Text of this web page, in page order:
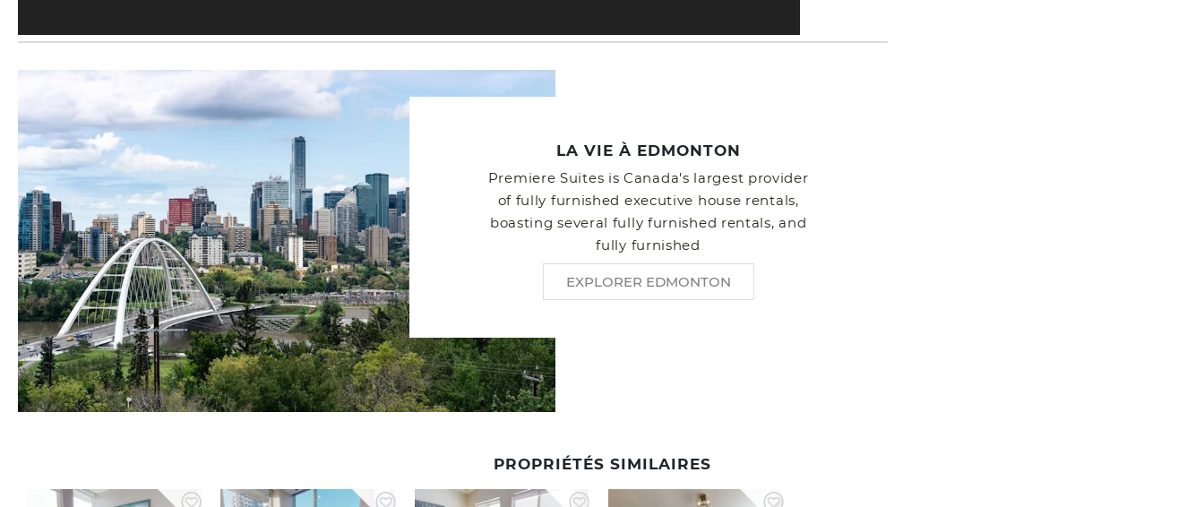
LA VIE À EDMONTON
Premiere Suites is Canada's largest provider
of fully furnished executive house rentals,
boasting several fully furnished rentals, and
fully furnished
EXPLORER EDMONTON
PROPRIÉTÉS SIMILAIRES